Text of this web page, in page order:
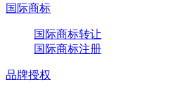
国际商标
国际商标转让
国际商标注册
品牌授权